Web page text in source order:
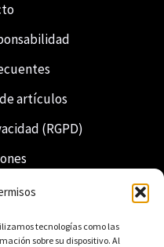
tecnologías como las
sobre su dispositivo. Al
artículos
(RGPD)